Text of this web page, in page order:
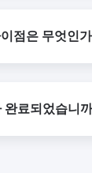
점은 무엇인
료되었습니